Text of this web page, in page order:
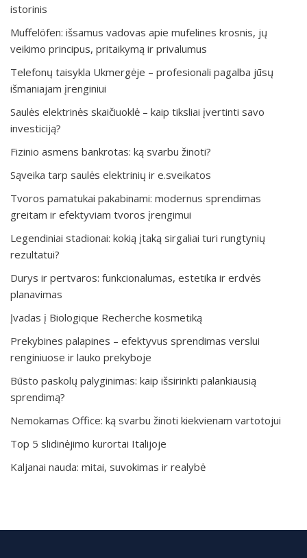
istorinis
Muffelöfen: išsamus vadovas apie mufelines krosnis, jų
veikimo principus, pritaikymą ir privalumus
Telefonų taisykla Ukmergėje – profesionali pagalba jūsų
išmaniajam įrenginiui
Saulės elektrinės skaičiuoklė – kaip tiksliai įvertinti savo
investiciją?
Fizinio asmens bankrotas: ką svarbu žinoti?
Sąveika tarp saulės elektrinių ir e.sveikatos
Tvoros pamatukai pakabinami: modernus sprendimas
greitam ir efektyviam tvoros įrengimui
Legendiniai stadionai: kokią įtaką sirgaliai turi rungtynių
rezultatui?
Durys ir pertvaros: funkcionalumas, estetika ir erdvės
planavimas
Įvadas į Biologique Recherche kosmetiką
Prekybines palapines – efektyvus sprendimas verslui
renginiuose ir lauko prekyboje
Būsto paskolų palyginimas: kaip išsirinkti palankiausią
sprendimą?
Nemokamas Office: ką svarbu žinoti kiekvienam vartotojui
Top 5 slidinėjimo kurortai Italijoje
Kaljanai nauda: mitai, suvokimas ir realybė